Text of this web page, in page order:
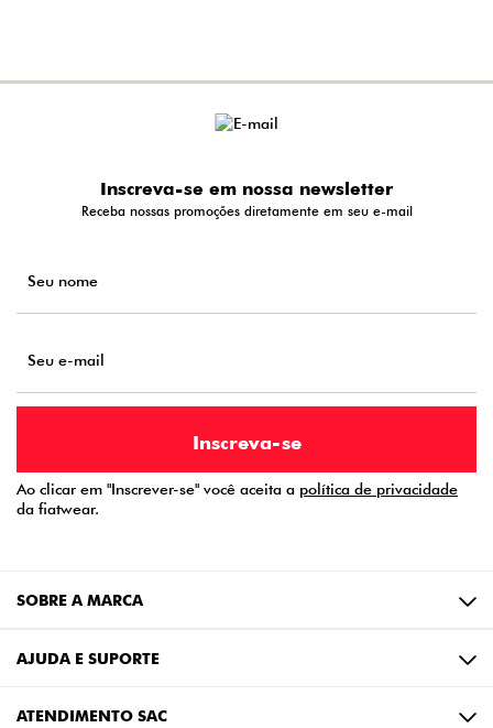
Inscreva-se em nossa newsletter
Receba nossas promoções diretamente em seu e-mail
Ao clicar em "Inscrever-se" você aceita a política de privacidade
da fiatwear.
SOBRE A MARCA
AJUDA E SUPORTE
ATENDIMENTO SAC